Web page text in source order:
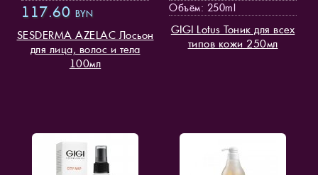
117.60 BYN
SESDERMA AZELAC Лосьон
для лица, волос и тела
100мл
Объём: 250ml
GIGI Lotus Тоник для всех
типов кожи 250мл